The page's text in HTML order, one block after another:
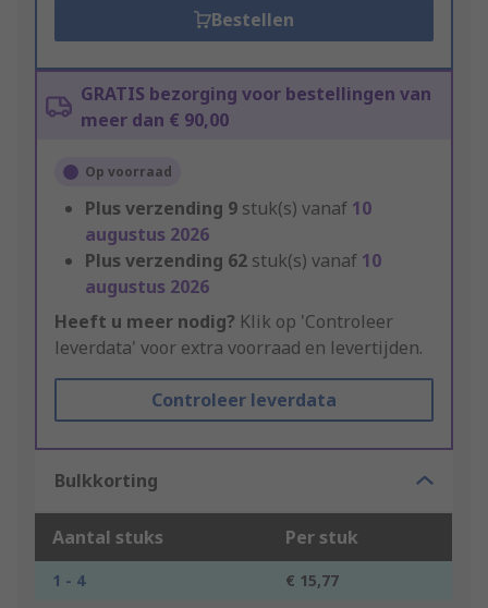
Bestellen
GRATIS bezorging voor bestellingen van
meer dan € 90,00
Op voorraad
Plus verzending 9 stuk(s) vanaf 10
augustus 2026
Plus verzending 62 stuk(s) vanaf 10
augustus 2026
Heeft u meer nodig? Klik op 'Controleer
leverdata' voor extra voorraad en levertijden.
Controleer leverdata
Bulkkorting
Aantal stuks Per stuk
1 - 4
€ 15,77